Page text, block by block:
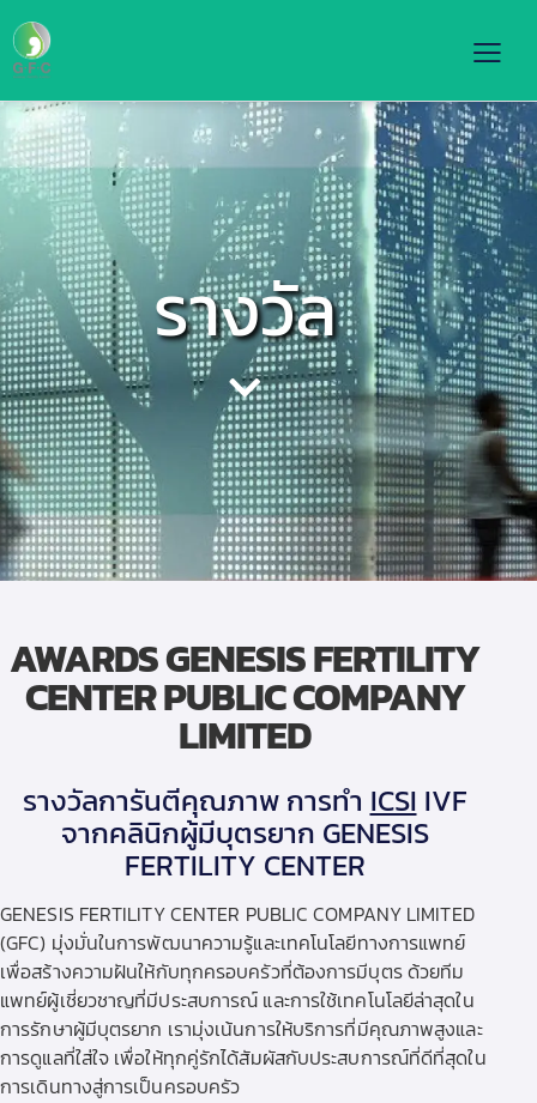
รางวัล
AWARDS GENESIS FERTILITY
CENTER PUBLIC COMPANY
LIMITED
รางวัลการันตีคุณภาพ การทำ ICSI IVF
จากคลินิกผู้มีบุตรยาก GENESIS
FERTILITY CENTER
GENESIS FERTILITY CENTER PUBLIC COMPANY LIMITED
(GFC) มุ่งมั่นในการพัฒนาความรู้และเทคโนโลยีทางการแพทย์
เพื่อสร้างความฝันให้กับทุกครอบครัวที่ต้องการมีบุตร ด้วยทีม
แพทย์ผู้เชี่ยวชาญที่มีประสบการณ์ และการใช้เทคโนโลยีล่าสุดใน
การรักษาผู้มีบุตรยาก เรามุ่งเน้นการให้บริการที่มีคุณภาพสูงและ
การดูแลที่ใส่ใจ เพื่อให้ทุกคู่รักได้สัมผัสกับประสบการณ์ที่ดีที่สุดใน
การเดินทางสู่การเป็นครอบครัว